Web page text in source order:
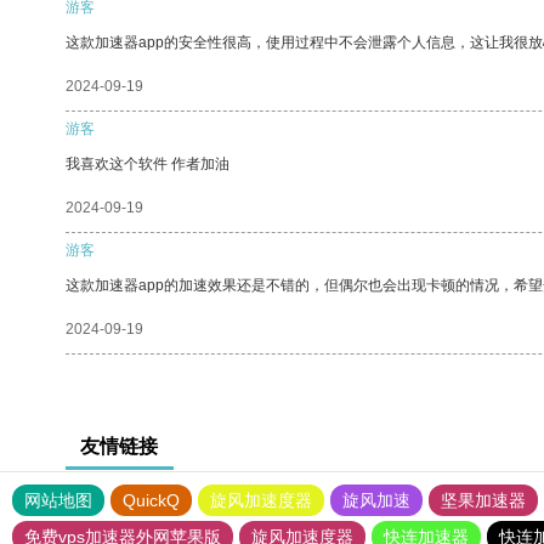
游客
这款加速器app的安全性很高，使用过程中不会泄露个人信息，这让我很
2024-09-19
游客
我喜欢这个软件 作者加油
2024-09-19
游客
这款加速器app的加速效果还是不错的，但偶尔也会出现卡顿的情况，希
2024-09-19
友情链接
网站地图 QuickQ 旋风加速度器 旋风加速
坚果加速器
免费vps加速器外网苹果版
旋风加速度器 快连加速器 快连